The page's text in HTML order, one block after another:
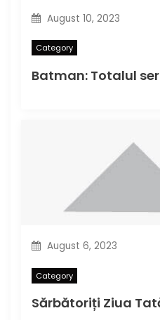
August 10, 2023
Category
August 6, 2023
Category